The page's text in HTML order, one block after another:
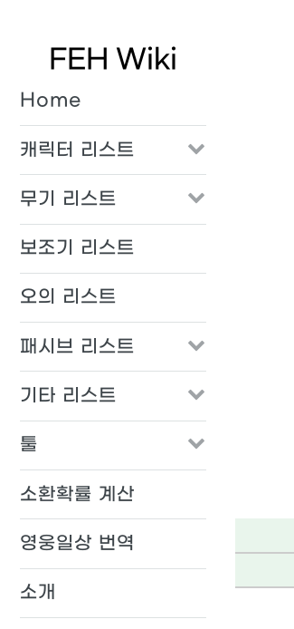
FEH Wiki
Home
캐릭터 리스트
무기 리스트
보조기 리스트
오의 리스트
패시브 리스트
기타 리스트
툴
소환확률 계산
영웅일상 번역
소개